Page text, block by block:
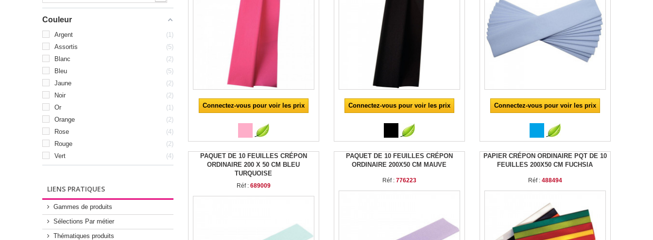
Couleur
Argent
1
Assortis
5
Blanc
2
Bleu
5
Jaune
2
Noir
2
Or
1
Orange
2
Rose
4
Rouge
2
Vert
4
LIENS PRATIQUES
Gammes de produits
Sélections Par métier
Thématiques produits
Connectez-vous pour voir les prix Connectez-vous pour voir les prix Connectez-vous pour voir les prix
PAQUET DE 10 FEUILLES CRÉPON
ORDINAIRE 200 X 50 CM BLEU
TURQUOISE
Réf : 689009
PAQUET DE 10 FEUILLES CRÉPON
ORDINAIRE 200X50 CM MAUVE
Réf : 776223
PAPIER CRÉPON ORDINAIRE PQT DE 10
FEUILLES 200X50 CM FUCHSIA
Réf : 488494